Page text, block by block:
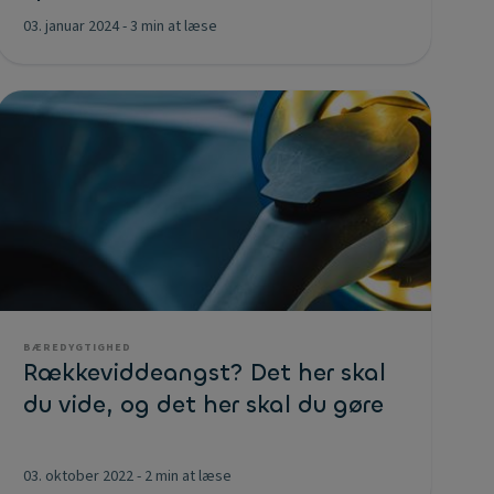
03. januar 2024-3 min at læse
BÆREDYGTIGHED
Rækkeviddeangst? Det her skal
du vide, og det her skal du gøre
03. oktober 2022- 2 min at læse